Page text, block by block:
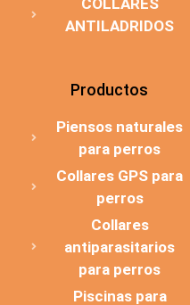
ANTILADRIDOS
Productos
Piensos naturales
para perros
Collares GPS para
perros
Collares
antiparasitarios
para perros
Piscinas para